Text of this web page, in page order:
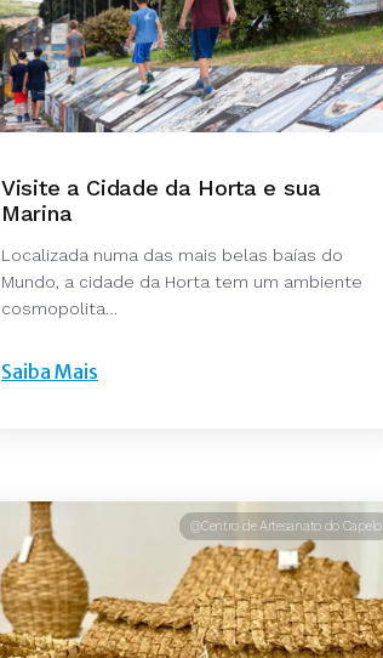
Visite a Cidade da Horta e sua
Marina
Localizada numa das mais belas baías do
Mundo, a cidade da Horta tem um ambiente
cosmopolita…
Saiba Mais
@Centro de Artesanato do Capelo